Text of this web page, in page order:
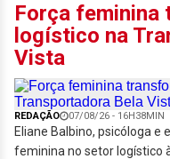
Força
logístico na
Vista
REDAÇÃO 07/08/26 - 16H38MIN
Eliane Balbino, psicóloga e
feminina no setor logístico